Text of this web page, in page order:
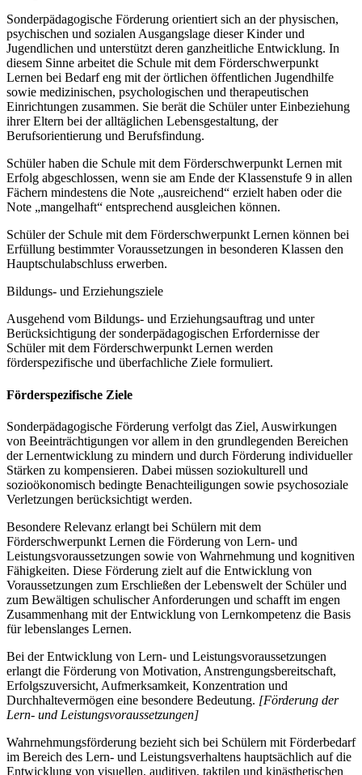
Sonderpädagogische Förderung orientiert sich an der physischen,
psychischen und sozialen Ausgangslage dieser Kinder und
Jugendlichen und unterstützt deren ganzheitliche Entwicklung. In
diesem Sinne arbeitet die Schule mit dem Förderschwerpunkt
Lernen bei Bedarf eng mit der örtlichen öffentlichen Jugendhilfe
sowie medizinischen, psychologischen und therapeutischen
Einrichtungen zusammen. Sie berät die Schüler unter Einbeziehung
ihrer Eltern bei der alltäglichen Lebensgestaltung, der
Berufsorientierung und Berufsfindung.
Schüler haben die Schule mit dem Förderschwerpunkt Lernen mit
Erfolg abgeschlossen, wenn sie am Ende der Klassenstufe 9 in allen
Fächern mindestens die Note „ausreichend“ erzielt haben oder die
Note „mangelhaft“ entsprechend ausgleichen können.
Schüler der Schule mit dem Förderschwerpunkt Lernen können bei
Erfüllung bestimmter Voraussetzungen in besonderen Klassen den
Hauptschulabschluss erwerben.
Bildungs- und Erziehungsziele
Ausgehend vom Bildungs- und Erziehungsauftrag und unter
Berücksichtigung der sonderpädagogischen Erfordernisse der
Schüler mit dem Förderschwerpunkt Lernen werden
förderspezifische und überfachliche Ziele formuliert.
Förderspezifische Ziele
Sonderpädagogische Förderung verfolgt das Ziel, Auswirkungen
von Beeinträchtigungen vor allem in den grundlegenden Bereichen
der Lernentwicklung zu mindern und durch Förderung individueller
Stärken zu kompensieren. Dabei müssen soziokulturell und
sozioökonomisch bedingte Benachteiligungen sowie psychosoziale
Verletzungen berücksichtigt werden.
Besondere Relevanz erlangt bei Schülern mit dem
Förderschwerpunkt Lernen die Förderung von Lern- und
Leistungsvoraussetzungen sowie von Wahrnehmung und kognitiven
Fähigkeiten. Diese Förderung zielt auf die Entwicklung von
Voraussetzungen zum Erschließen der Lebenswelt der Schüler und
zum Bewältigen schulischer Anforderungen und schafft im engen
Zusammenhang mit der Entwicklung von Lernkompetenz die Basis
für lebenslanges Lernen.
Bei der Entwicklung von Lern- und Leistungsvoraussetzungen
erlangt die Förderung von Motivation, Anstrengungsbereitschaft,
Erfolgszuversicht, Aufmerksamkeit, Konzentration und
Durchhaltevermögen eine besondere Bedeutung. [Förderung der
Lern- und Leistungsvoraussetzungen]
Wahrnehmungsförderung bezieht sich bei Schülern mit Förderbedarf
im Bereich des Lern- und Leistungsverhaltens hauptsächlich auf die
Entwicklung von visuellen, auditiven, taktilen und kinästhetischen